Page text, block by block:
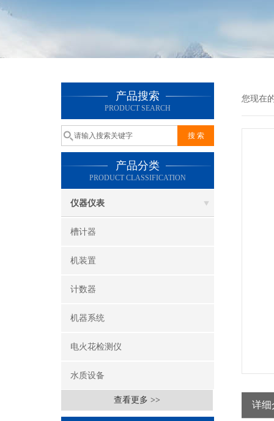
产品搜索
PRODUCT SEARCH
产品分类
PRODUCT CLASSIFICATION
仪器仪表
槽计器
机装置
计数器
机器系统
电火花检测仪
水质设备
查看更多 >>
您现在
详细